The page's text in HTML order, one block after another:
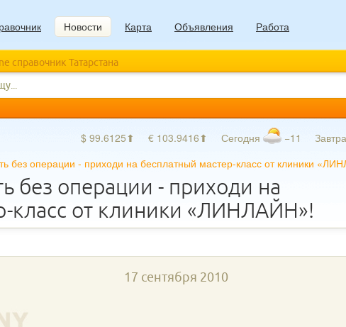
Новости Карта Объявления Работа
справочник Татарстана
$ 99.6125⬆ € 103.9416⬆ Сегодня −11 Завтра
без операции - приходи на бесплатный мастер-класс от клиники
без операции - приходи на
класс от клиники «ЛИНЛАЙН»!
17 сентября 2010